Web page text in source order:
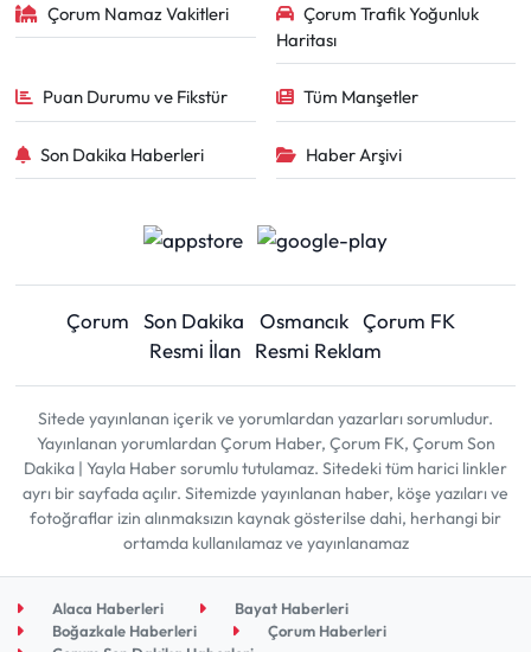
Çorum Namaz Vakitleri
Çorum Trafik Yoğunluk
Haritası
Puan Durumu ve Fikstür Tüm Manşetler
Son Dakika Haberleri Haber Arşivi
Çorum Son Dakika Osmancık Çorum FK
Resmi İlan
Resmi Reklam
Sitede yayınlanan içerik ve yorumlardan yazarları sorumludur.
Yayınlanan yorumlardan Çorum Haber, Çorum FK, Çorum Son
Dakika | Yayla Haber sorumlu tutulamaz. Sitedeki tüm harici linkler
ayrı bir sayfada açılır. Sitemizde yayınlanan haber, köşe yazıları ve
fotoğraflar izin alınmaksızın kaynak gösterilse dahi, herhangi bir
ortamda kullanılamaz ve yayınlanamaz
Alaca Haberleri
Bayat Haberleri
Boğazkale Haberleri
Çorum Haberleri